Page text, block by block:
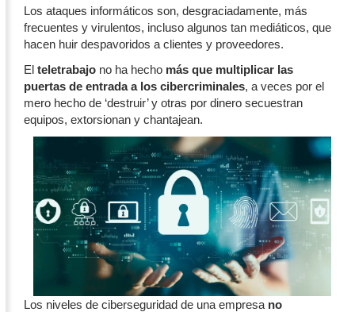
Los ataques informáticos son, desgraciadamente, más
frecuentes y virulentos, incluso algunos tan mediáticos, que
hacen huir despavoridos a clientes y proveedores.
El teletrabajo no ha hecho más que multiplicar las
puertas de entrada a los cibercriminales, a veces por el
mero hecho de ‘destruir’ y otras por dinero secuestran
equipos, extorsionan y chantajean.
Los niveles de ciberseguridad de una empresa no